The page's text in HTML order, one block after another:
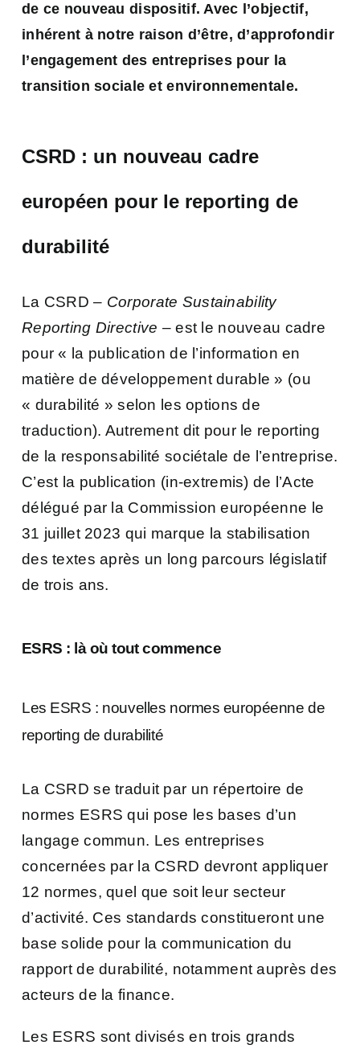
de ce nouveau dispositif. Avec l’objectif,
inhérent à notre raison d’être, d’approfondir
l’engagement des entreprises pour la
transition sociale et environnementale.
CSRD : un nouveau cadre
européen pour le reporting de
durabilité
La CSRD – Corporate Sustainability
Reporting Directive – est le nouveau cadre
pour « la publication de l’information en
matière de développement durable » (ou
« durabilité » selon les options de
traduction). Autrement dit pour le reporting
de la responsabilité sociétale de l’entreprise.
C’est la publication (in-extremis) de l’Acte
délégué par la Commission européenne le
31 juillet 2023 qui marque la stabilisation
des textes après un long parcours législatif
de trois ans.
ESRS : là où tout commence
Les ESRS : nouvelles normes européenne de
reporting de durabilité
La CSRD se traduit par un répertoire de
normes ESRS qui pose les bases d’un
langage commun. Les entreprises
concernées par la CSRD devront appliquer
12 normes, quel que soit leur secteur
d’activité. Ces standards constitueront une
base solide pour la communication du
rapport de durabilité, notamment auprès des
acteurs de la finance.
Les ESRS sont divisés en trois grands